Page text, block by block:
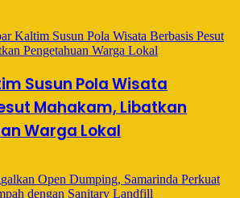
Susun Pola Wisata
Mahakam, Libatkan
Warga Lokal